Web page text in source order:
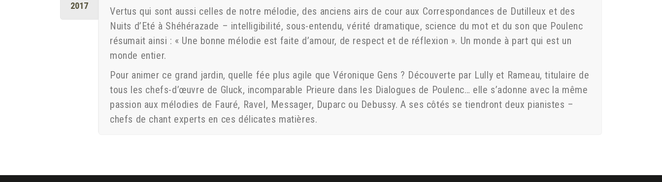
2017
Vertus qui sont aussi celles de notre mélodie, des anciens airs de cour aux Correspondances de Dutilleux et des
Nuits d’Eté à Shéhérazade – intelligibilité, sous-entendu, vérité dramatique, science du mot et du son que Poulenc
résumait ainsi : « Une bonne mélodie est faite d’amour, de respect et de réflexion ». Un monde à part qui est un
monde entier.
Pour animer ce grand jardin, quelle fée plus agile que Véronique Gens ? Découverte par Lully et Rameau, titulaire de
tous les chefs-d’œuvre de Gluck, incomparable Prieure dans les Dialogues de Poulenc… elle s’adonne avec la même
passion aux mélodies de Fauré, Ravel, Messager, Duparc ou Debussy. A ses côtés se tiendront deux pianistes –
chefs de chant experts en ces délicates matières.